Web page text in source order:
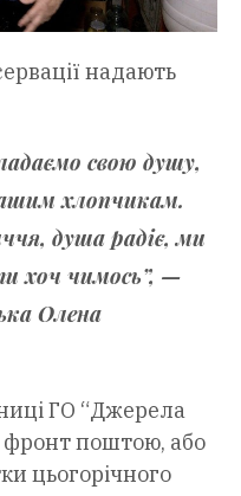
надають
свою душу,
хлопчикам.
душа радіє, ми
хоч чимось”, —
Олена
ГО “Джерела
поштою, або
цьогорічного